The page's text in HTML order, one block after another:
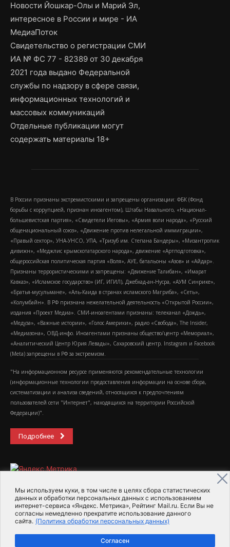
Мы используем куки, в том числе в целях сбора статистических
данных и обработки персональных данных с использованием
интернет-сервиса «Яндекс. Метрика», Рейтинг Mail.ru. Если Вы не
согласны немедленно прекратите использование данного
сайта. (Политика обработки персональных данных)
Согласен
Новости Йошкар-Олы и Марий Эл,
интересное в России и мире - ИА
МедиаПоток
Свидетельство о регистрации СМИ
ИА № ФС 77 - 82389 от 30 декабря
2021 года выдано Федеральной
службы по надзору в сфере связи,
информационных технологий и
массовых коммуникаций
Отдельные публикации могут
содержать материалы 18+
В России признаны экстремистскими и запрещены организации: ФБК (Фонд
борьбы с коррупцией, признан иноагентом), Штабы Навального, «Национал-
большевистская партия», «Свидетели Иеговы», «Армия воли народа», «Русский
общенациональный союз», «Движение против нелегальной иммиграции»,
«Правый сектор», УНА-УНСО, УПА, «Тризуб им. Степана Бандеры», «Мизантропик
дивижн», «Меджлис крымскотатарского народа», движение «Артподготовка»,
общероссийская политическая партия «Воля», АУЕ, батальоны «Азов» и «Айдар».
Признаны террористическими и запрещены: «Движение Талибан», «Имарат
Кавказ», «Исламское государство» (ИГ, ИГИЛ), Джебхад-ан-Нусра, «АУМ Синрике»,
«Братья-мусульмане», «Аль-Каида в странах исламского Магриба», «Сеть»,
«Колумбайн». В РФ признана нежелательной деятельность «Открытой России»,
издания «Проект Медиа». СМИ-иноагентами признаны: телеканал «Дождь»,
«Медуза», «Важные истории», «Голос Америки», радио «Свобода», The Insider,
«Медиазона», ОВД-инфо. Иноагентами признаны общество/центр «Мемориал»,
«Аналитический Центр Юрия Левады», Сахаровский центр. Instagram и Facebook
(Metа) запрещены в РФ за экстремизм.
"На информационном ресурсе применяются рекомендательные технологии
(информационные технологии предоставления информации на основе сбора,
систематизации и анализа сведений, относящихся к предпочтениям
пользователей сети "Интернет", находящихся на территории Российской
Федерации)".
Подробнее
2015-2026- Информационное агентство МедиаПоток
Для справки Об издании
Пользовательское соглашение
Политика обработки персональных данных